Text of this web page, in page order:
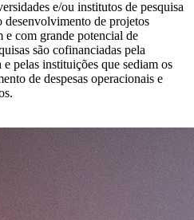
e/ou institutos de pesquisa
desenvolvimento de projetos
e com grande potencial de
são cofinanciadas pela
pelas instituições que sediam os
de despesas operacionais e